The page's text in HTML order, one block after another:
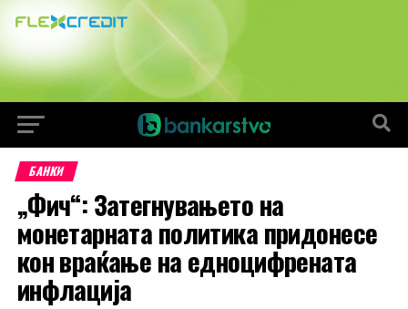
БАНКИ
„Фич“: Затегнувањето на
монетарната политика придонесе
кон враќање на едноцифрената
инфлација